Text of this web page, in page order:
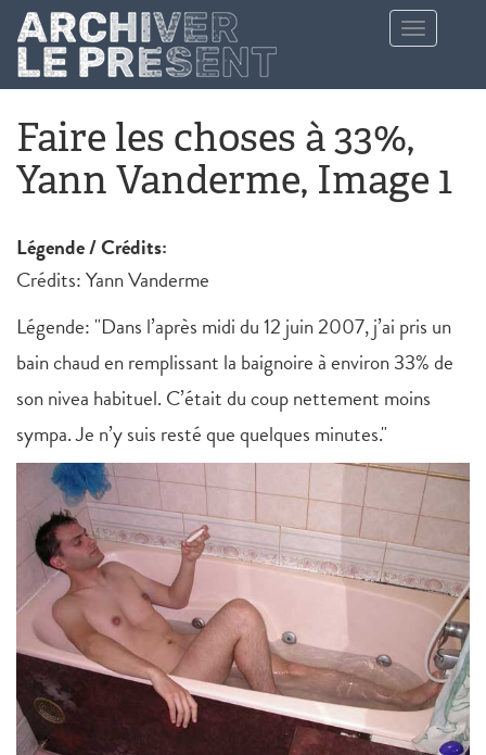
Aller au contenu principal
Toggle
navigation
Faire les choses à 33%,
Yann Vanderme, Image 1
Légende / Crédits:
Crédits: Yann Vanderme
Légende: "Dans l’après midi du 12 juin 2007, j’ai pris un
bain chaud en remplissant la baignoire à environ 33% de
son nivea habituel. C’était du coup nettement moins
sympa. Je n’y suis resté que quelques minutes."